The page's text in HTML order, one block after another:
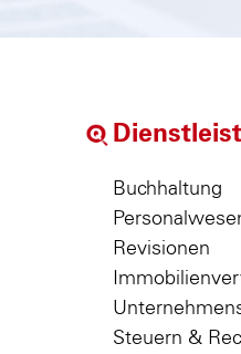
Buchhaltung
Revisionen
Steuern &